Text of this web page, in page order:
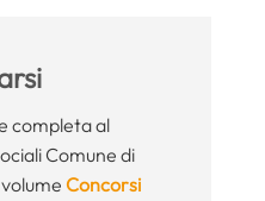
completa al
Comune di
Concorsi